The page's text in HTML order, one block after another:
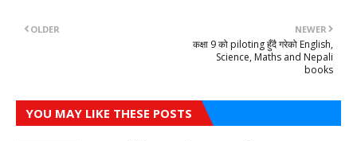
NEWER
कक्षा 9 को piloting हुँदै गरेको English,
Science, Maths and Nepali
books
OLDER
YOU MAY LIKE THESE POSTS